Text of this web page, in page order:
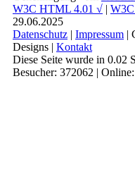
W3C HTML 4.01 √ |
29.06.2025
Datenschutz | Impressum |
Designs | Kontakt
Diese Seite wurde in 0.02
Besucher: 372062 |